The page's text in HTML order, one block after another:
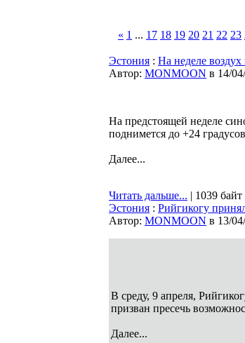
« 1 ... 17 18 19 20 21 22 23
Эстония : На неделе
Автор: MONMOON в 14/
На предстоящей неделе
поднимется до +24
Далее...
Читать дальше... | 1039 байт
Эстония : Рийгикогу
Автор: MONMOON в 13/
В среду, 9 апреля,
призван пресечь
Далее...